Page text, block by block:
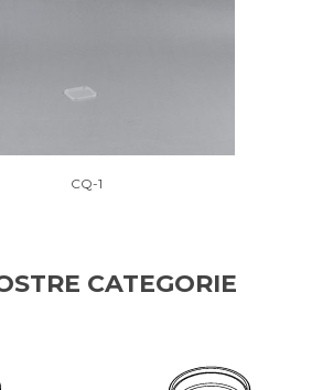
CQ-1
CATEGORIE